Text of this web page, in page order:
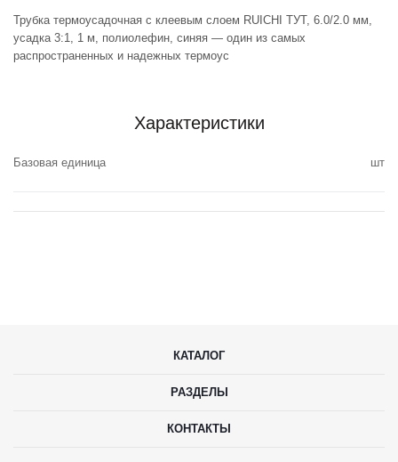
Трубка термоусадочная с клеевым слоем RUICHI ТУТ, 6.0/2.0 мм,
усадка 3:1, 1 м, полиолефин, синяя — один из самых
распространенных и надежных термоус
Характеристики
Базовая единица шт
КАТАЛОГ
РАЗДЕЛЫ
КОНТАКТЫ